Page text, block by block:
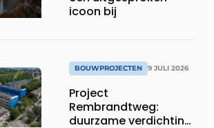
icoon bij
BOUWPROJECTEN 9 JULI 2026
Project
Rembrandtweg:
duurzame verdichting